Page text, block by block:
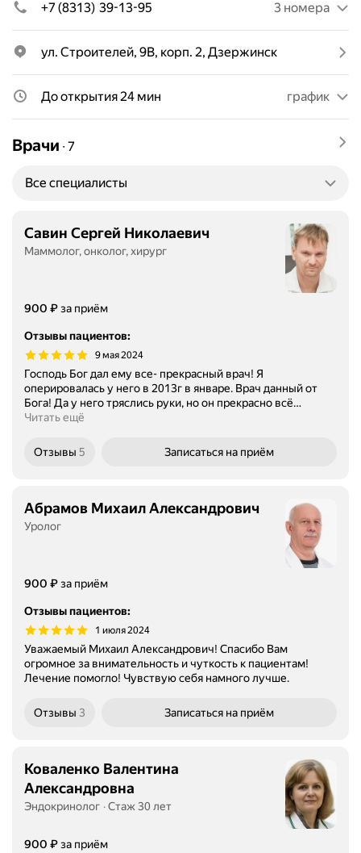
+7 (8313) 39-13-95 3 номера
ул. Строителей, 9В, корп. 2, Дзержинск
До открытия 24 мин график
Врачи ∙ 7
Все специалисты
Савин Сергей Николаевич
Маммолог, онколог, хирург
Цена
900 ₽за приём
Отзывы пациентов:
9 мая 2024
Господь Бог дал ему все- прекрасный врач! Я
оперировалась у него в 2013г в январе. Врач данный от
Бога! Да у него тряслись руки, но он прекрасно всё…
Читать ещё
Отзывы 5 Записаться на приём
Абрамов Михаил Александрович
Уролог
Цена
900 ₽за приём
Отзывы пациентов:
1 июля 2024
Уважаемый Михаил Александрович! Спасибо Вам
огромное за внимательность и чуткость к пациентам!
Лечение помогло! Чувствую себя намного лучше.
Отзывы 3 Записаться на приём
Коваленко Валентина
Александровна
Эндокринолог Стаж 30 лет
Цена
900 ₽за приём